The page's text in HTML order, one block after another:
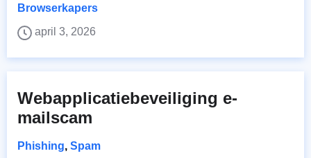
Browserkapers
april 3, 2026
Webapplicatiebeveiliging e-
mailscam
Phishing, Spam